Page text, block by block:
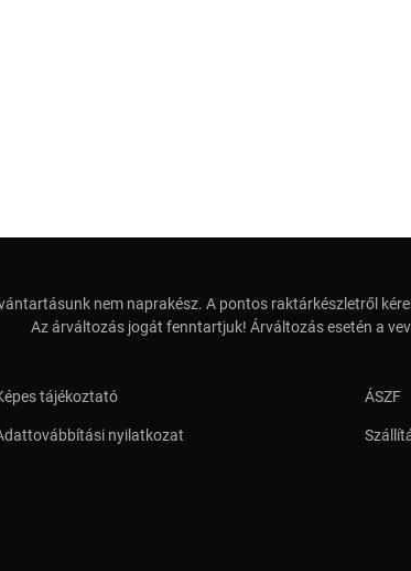
nem naprakész. A pontos raktárkészletről
Az árváltozás jogát fenntartjuk! Árváltozás esetén a
tájékoztató
nyilatkozat
ÁSZF